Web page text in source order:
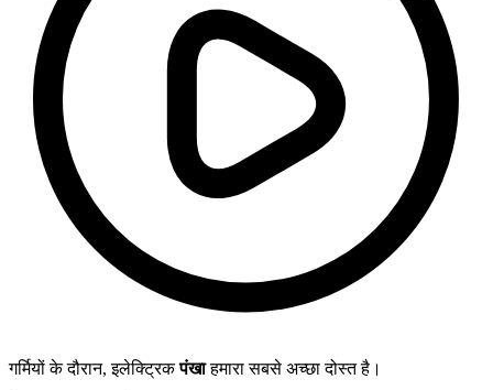
गर्मियों के दौरान, इलेक्ट्रिकपंखाहमारा सबसे अच्छा दोस्त है।